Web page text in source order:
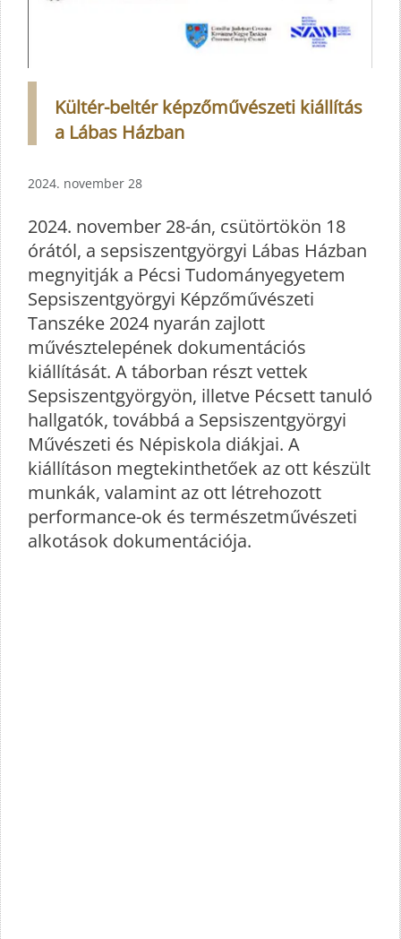
Kültér-beltér képzőművészeti kiállítás
a Lábas Házban
2024. november 28
2024. november 28-án, csütörtökön 18
órától, a sepsiszentgyörgyi Lábas Házban
megnyitják a Pécsi Tudományegyetem
Sepsiszentgyörgyi Képzőművészeti
Tanszéke 2024 nyarán zajlott
művésztelepének dokumentációs
kiállítását. A táborban részt vettek
Sepsiszentgyörgyön, illetve Pécsett tanuló
hallgatók, továbbá a Sepsiszentgyörgyi
Művészeti és Népiskola diákjai. A
kiállításon megtekinthetőek az ott készült
munkák, valamint az ott létrehozott
performance-ok és természetművészeti
alkotások dokumentációja.